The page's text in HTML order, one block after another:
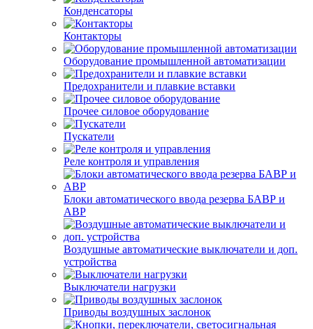
Конденсаторы
Контакторы
Оборудование промышленной автоматизации
Предохранители и плавкие вставки
Прочее силовое оборудование
Пускатели
Реле контроля и управления
Блоки автоматического ввода резерва БАВР и
АВР
Воздушные автоматические выключатели и доп.
устройства
Выключатели нагрузки
Приводы воздушных заслонок